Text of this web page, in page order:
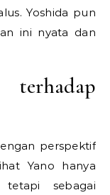
Yoshida pun
ini nyata dan
terhadap
perspektif
Yano hanya
sebagai